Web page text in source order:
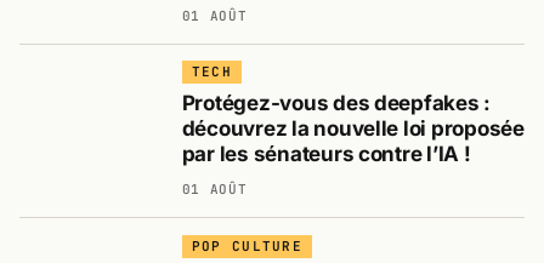
01 AOÛT
TECH
Protégez-vous des deepfakes :
découvrez la nouvelle loi proposée
par les sénateurs contre l’IA !
01 AOÛT
POP CULTURE